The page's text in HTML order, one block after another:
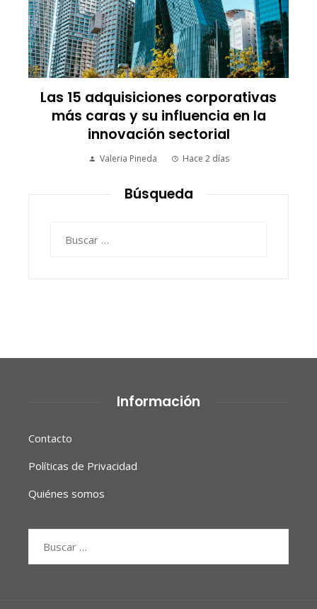
Trinidad y Tobago y la transición
energética con enfoque en justicia
social y desarrollo sostenible
Yuliza Hermán Hace 4 días
Búsqueda
Información
Contacto
Políticas de Privacidad
Quiénes somos